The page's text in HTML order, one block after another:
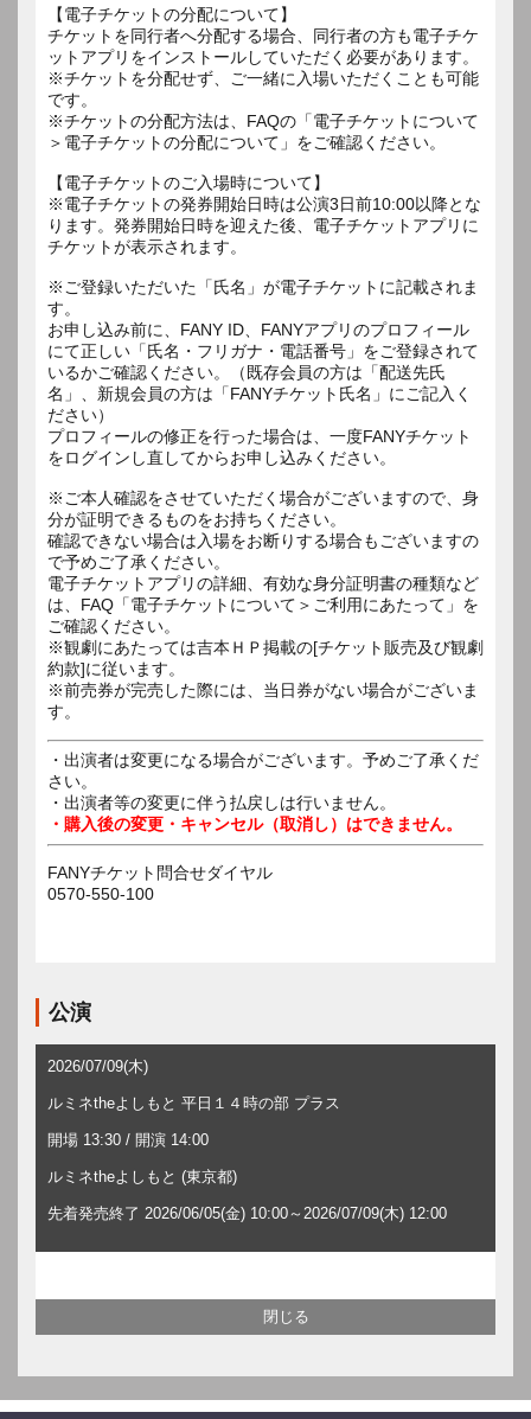
【電子チケットの分配について】
チケットを同行者へ分配する場合、同行者の方も電子チケ
ットアプリをインストールしていただく必要があります。
※チケットを分配せず、ご一緒に入場いただくことも可能
です。
※チケットの分配方法は、FAQの「電子チケットについて
＞電子チケットの分配について」をご確認ください。
【電子チケットのご入場時について】
※電子チケットの発券開始日時は公演3日前10:00以降とな
ります。発券開始日時を迎えた後、電子チケットアプリに
チケットが表示されます。
※ご登録いただいた「氏名」が電子チケットに記載されま
す。
お申し込み前に、FANY ID、FANYアプリのプロフィール
にて正しい「氏名・フリガナ・電話番号」をご登録されて
いるかご確認ください。（既存会員の方は「配送先氏
名」、新規会員の方は「FANYチケット氏名」にご記入く
ださい）
プロフィールの修正を行った場合は、一度FANYチケット
をログインし直してからお申し込みください。
※ご本人確認をさせていただく場合がございますので、身
分が証明できるものをお持ちください。
確認できない場合は入場をお断りする場合もございますの
で予めご了承ください。
電子チケットアプリの詳細、有効な身分証明書の種類など
は、FAQ「電子チケットについて＞ご利用にあたって」を
ご確認ください。
※観劇にあたっては吉本ＨＰ掲載の[チケット販売及び観劇
約款]に従います。
※前売券が完売した際には、当日券がない場合がございま
す。
・出演者は変更になる場合がございます。予めご了承くだ
さい。
・出演者等の変更に伴う払戻しは行いません。
・購入後の変更・キャンセル（取消し）はできません。
FANYチケット問合せダイヤル
0570-550-100
公演
2026/07/09(木)
ルミネtheよしもと 平日１４時の部 プラス
開場 13:30 / 開演 14:00
ルミネtheよしもと (東京都)
先着発売終了 2026/06/05(金) 10:00～2026/07/09(木) 12:00